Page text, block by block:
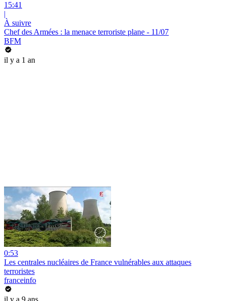
15:41
|
À suivre
Chef des Armées : la menace terroriste plane - 11/07
BFM
il y a 1 an
0:53
Les centrales nucléaires de France vulnérables aux attaques
terroristes
franceinfo